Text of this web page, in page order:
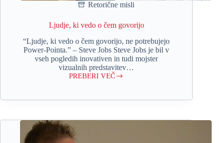
Retorične misli
Ljudje, ki vedo o čem govorijo
“Ljudje, ki vedo o čem govorijo, ne potrebujejo
Power-Pointa.” – Steve Jobs Steve Jobs je bil v
vseh pogledih inovativen in tudi mojster
vizualnih predstavitev…
PREBERI VEČ
Ljudje,
govorijo